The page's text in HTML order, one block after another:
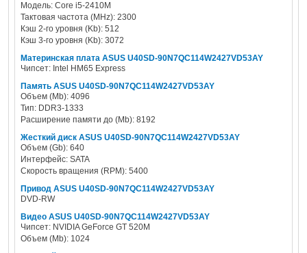
Модель: Core i5-2410M
Тактовая частота (MHz): 2300
Кэш 2-го уровня (Kb): 512
Кэш 3-го уровня (Kb): 3072
Материнская плата ASUS U40SD-90N7QC114W2427VD53AY
Чипсет: Intel HM65 Express
Память ASUS U40SD-90N7QC114W2427VD53AY
Объем (Mb): 4096
Тип: DDR3-1333
Расширение памяти до (Mb): 8192
Жесткий диск ASUS U40SD-90N7QC114W2427VD53AY
Объем (Gb): 640
Интерфейс: SATA
Скорость вращения (RPM): 5400
Привод ASUS U40SD-90N7QC114W2427VD53AY
DVD-RW
Видео ASUS U40SD-90N7QC114W2427VD53AY
Чипсет: NVIDIA GeForce GT 520M
Объем (Mb): 1024